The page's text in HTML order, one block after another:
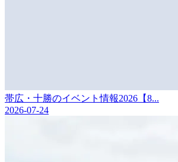
帯広・十勝のイベント情報2026【8...
2026-07-24